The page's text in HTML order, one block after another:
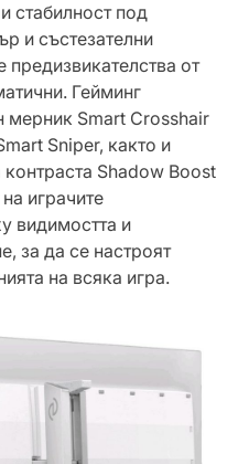
стабилност под
и състезателни
от
Гейминг
мерник Smart Crosshair
Sniper, както и
Shadow Boost
играчите
видимостта и
за да се настроят
на всяка игра.